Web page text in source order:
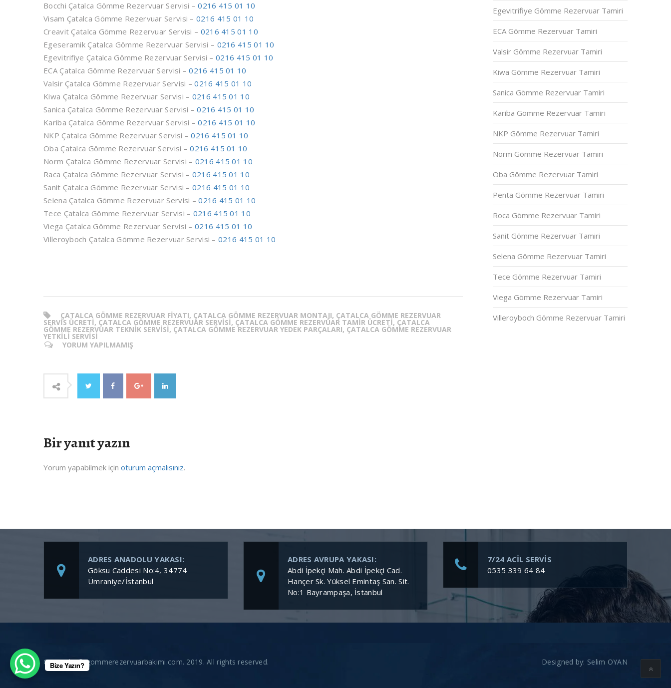
Bocchi Çatalca Gömme Rezervuar Servisi –0216 415 01 10
Visam Çatalca Gömme Rezervuar Servisi – 0216 415 01 10
Creavit Çatalca Gömme Rezervuar Servisi – 0216 415 01 10
Egeseramik Çatalca Gömme Rezervuar Servisi – 0216 415 01 10
Egevitrifiye Çatalca Gömme Rezervuar Servisi –0216 415 01 10
ECA Çatalca Gömme Rezervuar Servisi –0216 415 01 10
Valsir Çatalca Gömme Rezervuar Servisi –0216 415 01 10
Kiwa Çatalca Gömme Rezervuar Servisi – 0216 415 01 10
Sanica Çatalca Gömme Rezervuar Servisi –0216 415 01 10
Kariba Çatalca Gömme Rezervuar Servisi –0216 415 01 10
NKP Çatalca Gömme Rezervuar Servisi –0216 415 01 10
Oba Çatalca Gömme Rezervuar Servisi –0216 415 01 10
Norm Çatalca Gömme Rezervuar Servisi – 0216 415 01 10
Raca Çatalca Gömme Rezervuar Servisi – 0216 415 01 10
Sanit Çatalca Gömme Rezervuar Servisi – 0216 415 01 10
Selena Çatalca Gömme Rezervuar Servisi –0216 415 01 10
Tece Çatalca Gömme Rezervuar Servisi – 0216 415 01 10
Viega Çatalca Gömme Rezervuar Servisi – 0216 415 01 10
Villeroyboch Çatalca Gömme Rezervuar Servisi –0216 415 01 10
ÇATALCA GÖMME REZERVUAR FIYATI, ÇATALCA GÖMME REZERVUAR MONTAJI, ÇATALCA GÖMME REZERVUAR
SERVIS ÜCRETI, ÇATALCA GÖMME REZERVUAR SERVISI, ÇATALCA GÖMME REZERVUAR TAMIR ÜCRETI, ÇATALCA
GÖMME REZERVUAR TEKNIK SERVISI, ÇATALCA GÖMME REZERVUAR YEDEK PARÇALARI, ÇATALCA GÖMME REZERVUAR
YETKILI SERVISI
YORUM YAPILMAMIŞ
Bir yanıt yazın
Yorum yapabilmek için oturum açmalısınız.
Egevitrifiye Gömme Rezervuar Tamiri
ECA Gömme Rezervuar Tamiri
Valsir Gömme Rezervuar Tamiri
Kiwa Gömme Rezervuar Tamiri
Sanica Gömme Rezervuar Tamiri
Kariba Gömme Rezervuar Tamiri
NKP Gömme Rezervuar Tamiri
Norm Gömme Rezervuar Tamiri
Oba Gömme Rezervuar Tamiri
Penta Gömme Rezervuar Tamiri
Roca Gömme Rezervuar Tamiri
Sanit Gömme Rezervuar Tamiri
Selena Gömme Rezervuar Tamiri
Tece Gömme Rezervuar Tamiri
Viega Gömme Rezervuar Tamiri
Villeroyboch Gömme Rezervuar Tamiri
ADRES ANADOLU YAKASI:
Göksu Caddesi No:4, 34774
Ümraniye/İstanbul
ADRES AVRUPA YAKASI:
Abdi İpekçi Mah. Abdi İpekçi Cad.
Hançer Sk. Yüksel Emintaş San. Sit.
No:1 Bayrampaşa, İstanbul
7/24 ACİL SERVİS
0535 339 64 84
Copyright © gommerezervuarbakimi.com. 2019. All rights reserved. Designed by: Selim OYAN
Bize Yazın?